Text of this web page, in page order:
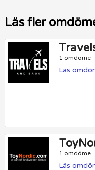
Läs fler
1 omdöme
Läs
1 omdöme
Läs